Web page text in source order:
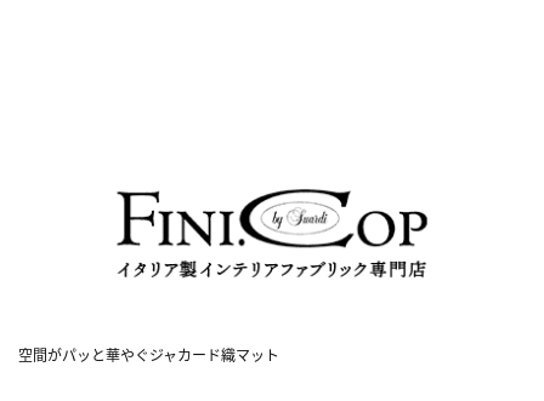
空間がパッと華やぐジャカード織マット